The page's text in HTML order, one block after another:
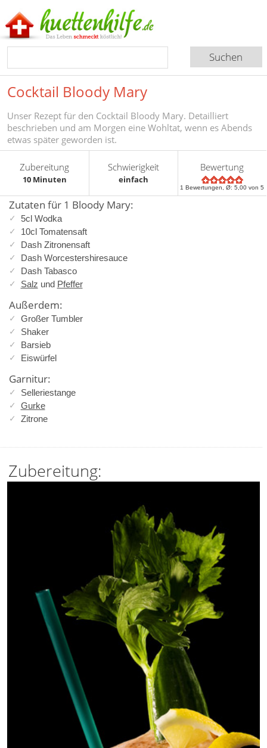
Cocktail Bloody Mary
Unser Rezept für den Cocktail Bloody Mary. Detailliert
beschrieben und am Morgen eine Wohltat, wenn es Abends
etwas später geworden ist.
Zubereitung
10 Minuten
Schwierigkeit
einfach
Bewertung
1 Bewertungen, Ø:5,00 von 5
Zutaten für 1 Bloody Mary:
5cl Wodka
10cl Tomatensaft
Dash Zitronensaft
Dash Worcestershiresauce
Dash Tabasco
Salz und Pfeffer
Außerdem:
Großer Tumbler
Shaker
Barsieb
Eiswürfel
Garnitur:
Selleriestange
Gurke
Zitrone
Zubereitung: